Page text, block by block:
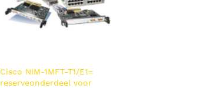
Cisco NIM-1MFT-T1/E1=
reserveonderdeel voor